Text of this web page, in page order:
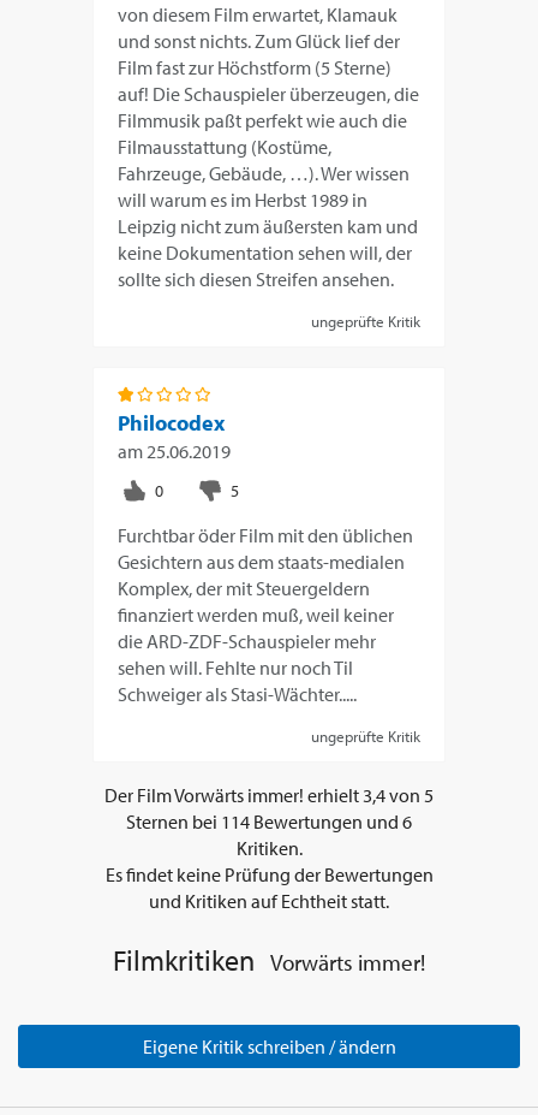
von diesem Film erwartet, Klamauk
und sonst nichts. Zum Glück lief der
Film fast zur Höchstform (5 Sterne)
auf! Die Schauspieler überzeugen, die
Filmmusik paßt perfekt wie auch die
Filmausstattung (Kostüme,
Fahrzeuge, Gebäude, …). Wer wissen
will warum es im Herbst 1989 in
Leipzig nicht zum äußersten kam und
keine Dokumentation sehen will, der
sollte sich diesen Streifen ansehen.
ungeprüfte Kritik
Philocodex
am25.06.2019
Furchtbar öder Film mit den üblichen
Gesichtern aus dem staats-medialen
Komplex, der mit Steuergeldern
finanziert werden muß, weil keiner
die ARD-ZDF-Schauspieler mehr
sehen will. Fehlte nur noch Til
Schweiger als Stasi-Wächter.....
ungeprüfte Kritik
Der FilmVorwärts immer! erhielt3,4von 5
Sternen bei 114 Bewertungen und 6
Kritiken.
Es findet keine Prüfung der Bewertungen
und Kritiken auf Echtheit statt.
Filmkritiken Vorwärts immer!
Eigene Kritik schreiben / ändern